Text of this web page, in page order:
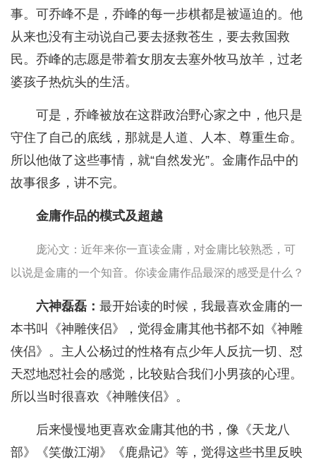
事。可乔峰不是，乔峰的每一步棋都是被逼迫的。他
从来也没有主动说自己要去拯救苍生，要去救国救
民。乔峰的志愿是带着女朋友去塞外牧马放羊，过老
婆孩子热炕头的生活。
可是，乔峰被放在这群政治野心家之中，他只是
守住了自己的底线，那就是人道、人本、尊重生命。
所以他做了这些事情，就“自然发光”。金庸作品中的
故事很多，讲不完。
金庸作品的模式及超越
庞沁文：近年来你一直读金庸，对金庸比较熟悉，可
以说是金庸的一个知音。你读金庸作品最深的感受是什么？
六神磊磊： 最开始读的时候，我最喜欢金庸的一
本书叫《神雕侠侣》，觉得金庸其他书都不如《神雕
侠侣》。主人公杨过的性格有点少年人反抗一切、怼
天怼地怼社会的感觉，比较贴合我们小男孩的心理。
所以当时很喜欢《神雕侠侣》。
后来慢慢地更喜欢金庸其他的书，像《天龙八
部》《笑傲江湖》《鹿鼎记》等，觉得这些书里反映